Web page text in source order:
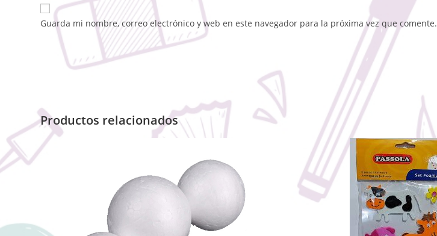
Guarda mi nombre, correo electrónico y web en este navegador para la próxima vez que comente.
Productos relacionados